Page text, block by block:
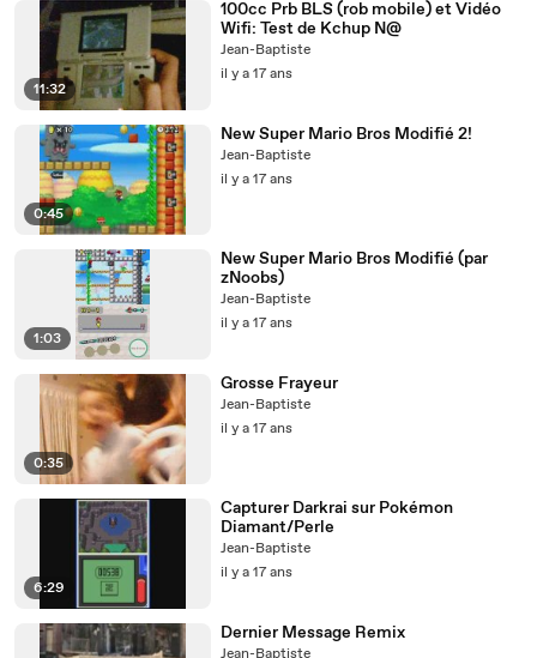
11:32
100cc Prb BLS (rob mobile) et Vidéo
Wifi: Test de Kchup N@
Jean-Baptiste
il y a 17 ans
0:45
New Super Mario Bros Modifié 2!
Jean-Baptiste
il y a 17 ans
1:03
New Super Mario Bros Modifié (par
zNoobs)
Jean-Baptiste
il y a 17 ans
0:35
Grosse Frayeur
Jean-Baptiste
il y a 17 ans
6:29
Capturer Darkrai sur Pokémon
Diamant/Perle
Jean-Baptiste
il y a 17 ans
Dernier Message Remix